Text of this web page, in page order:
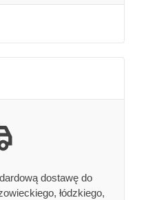
dostawę do
łódzkiego,